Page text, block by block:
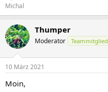
Michal
Thumper
Moderator Teammitglied
10 März 2021
Moin,